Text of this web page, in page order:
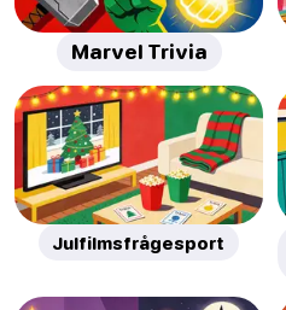
Marvel Trivia
Julfilmsfrågesport